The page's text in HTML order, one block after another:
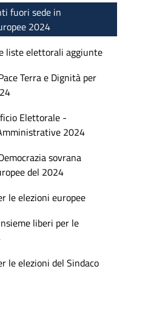
fuori sede in
2024
liste elettorali aggiunte
Terra e Dignità per
Elettorale -
2024
sovrana
del 2024
le elezioni europee
liberi per le
le elezioni del Sindaco